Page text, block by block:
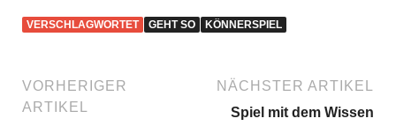
VERSCHLAGWORTET GEHT SO KÖNNERSPIEL
VORHERIGER
ARTIKEL
NÄCHSTER ARTIKEL
Spiel mit dem Wissen